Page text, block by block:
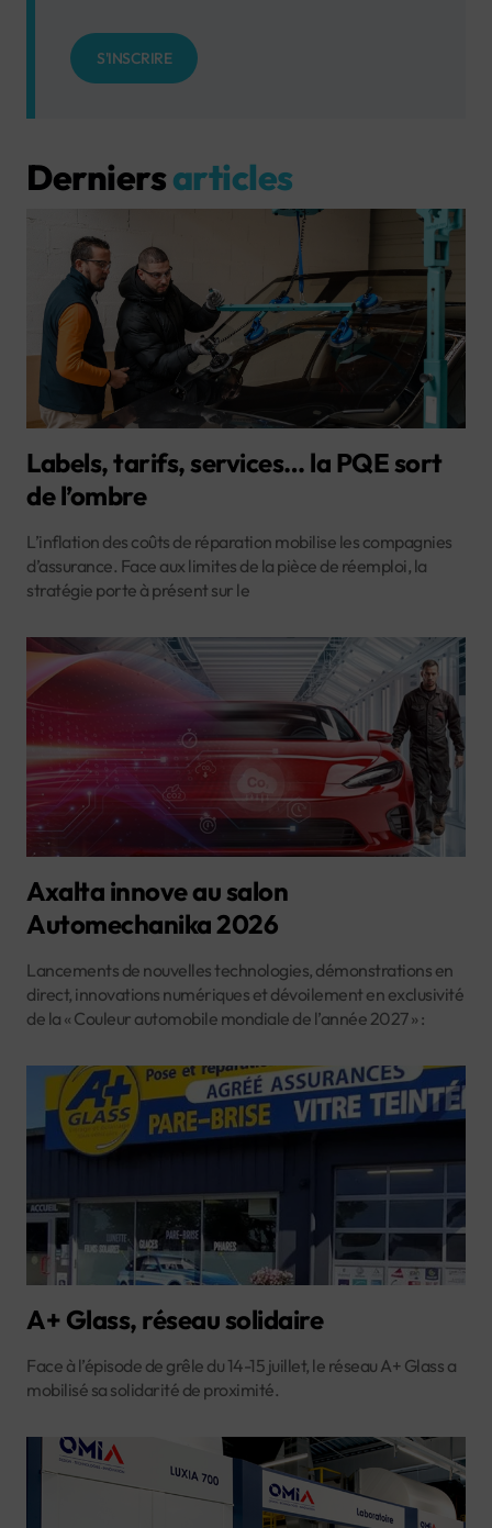
S'INSCRIRE
Derniersarticles
Labels, tarifs, services… la PQE sort
de l’ombre
L’inflation des coûts de réparation mobilise les compagnies
d’assurance. Face aux limites de la pièce de réemploi, la
stratégie porte à présent sur le
Axalta innove au salon
Automechanika 2026
Lancements de nouvelles technologies, démonstrations en
direct, innovations numériques et dévoilement en exclusivité
de la « Couleur automobile mondiale de l’année 2027 » :
A+ Glass, réseau solidaire
Face à l’épisode de grêle du 14-15 juillet, le réseau A+ Glass a
mobilisé sa solidarité de proximité.